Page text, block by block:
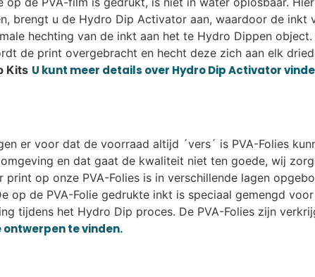
brengt u de Hydro Dip Activator aan, waardoor de inkt
hechting van de inkt aan het te Hydro Dippen
de print overgebracht en hecht deze zich aan elk
Kits U kunt meer details over Hydro Dip Activator
er voor dat de voorraad altijd ´vers´ is PVA-Folies
en dat gaat de kwaliteit niet ten goede, wij
op onze PVA-Folies is in verschillende lagen
op de PVA-Folie gedrukte inkt is speciaal gemengd
tijdens het Hydro Dip proces. De PVA-Folies zijn
te vinden.